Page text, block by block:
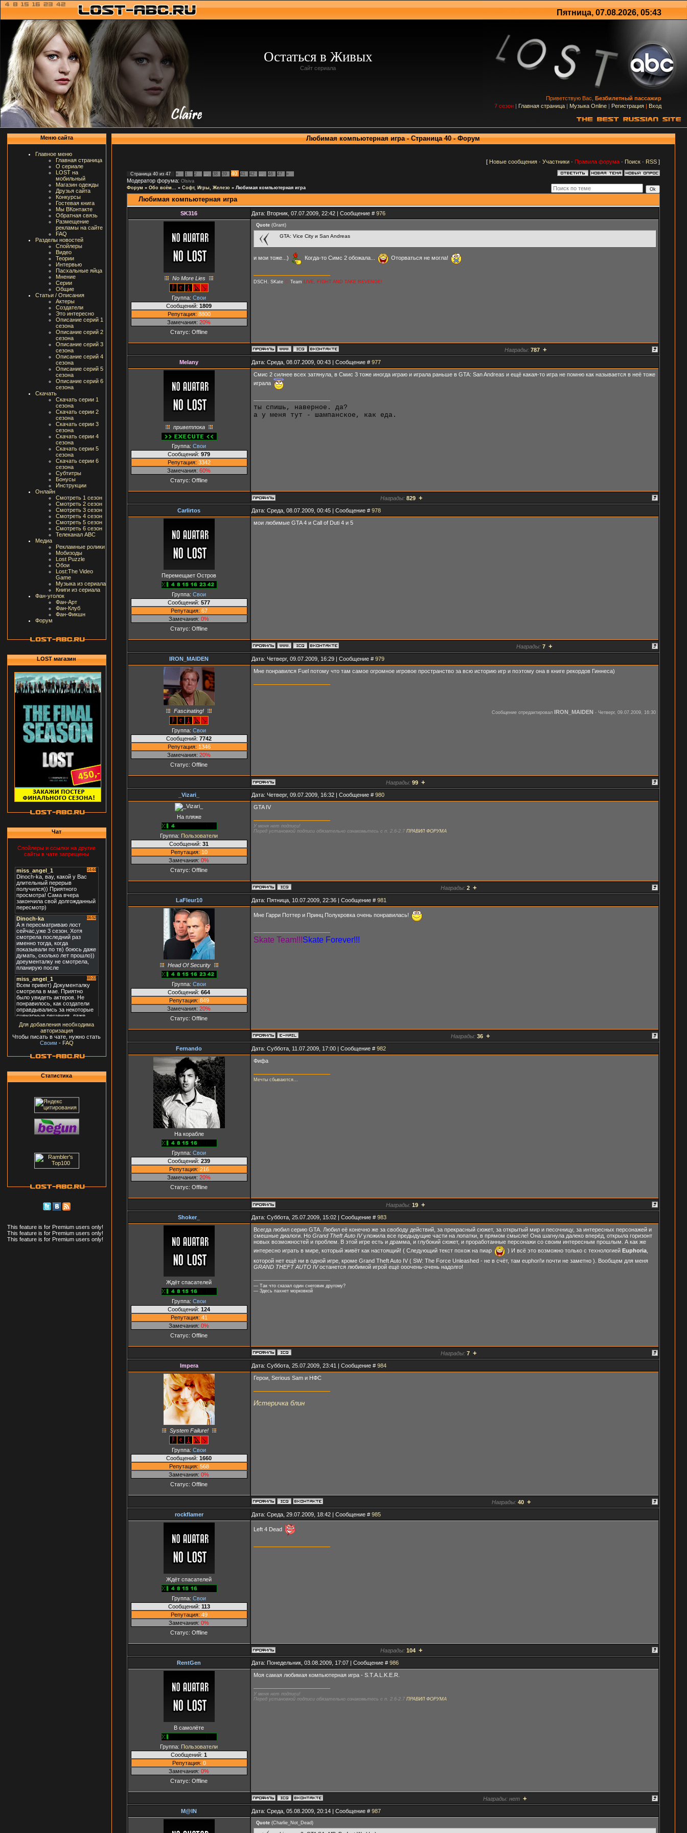
Пятница, 07.08.2026, 05:43
Остаться в Живых
Сайт сериала
Приветствую Вас, Безбилетный пассажир
7 сезон | Главная страница | Музыка Online | Регистрация | Вход
Меню сайта
Главное меню
Главная страница
О сериале
LOST на
мобильный
Магазин одежды
Друзья сайта
Конкурсы
Гостевая книга
Мы ВКонтакте
Обратная связь
Размещение
рекламы на сайте
FAQ
Разделы новостей
Спойлеры
Видео
Теории
Интервью
Пасхальные яйца
Мнение
Серии
Общие
Статьи / Описания
Актеры
Создатели
Это интересно
Описание серий 1
сезона
Описание серий 2
сезона
Описание серий 3
сезона
Описание серий 4
сезона
Описание серий 5
сезона
Описание серий 6
сезона
Скачать
Скачать серии 1
сезона
Скачать серии 2
сезона
Скачать серии 3
сезона
Скачать серии 4
сезона
Скачать серии 5
сезона
Скачать серии 6
сезона
Субтитры
Бонусы
Инструкции
Онлайн
Смотреть 1 сезон
Смотреть 2 сезон
Смотреть 3 сезон
Смотреть 4 сезон
Смотреть 5 сезон
Смотреть 6 сезон
Телеканал ABC
Медиа
Рекламные ролики
Мобизоды
Lost Puzzle
Обои
Lost:The Video
Game
Музыка из сериала
Книги из сериала
Фан-уголок
Фан-Арт
Фан-Клуб
Фан-Фикшн
Форум
LOST магазин
Чат
Спойлеры и ссылки на другие
сайты в чате запрещены
Для добавления необходима
авторизация
Чтобы писать в чате, нужно стать
Своим - FAQ
Статистика
This feature is for Premium users only!
This feature is for Premium users only!
This feature is for Premium users only!
Любимая компьютерная игра - Страница 40 - Форум
[ Новые сообщения· Участники· Правила форума· Поиск· RSS]
Страница 40из 47 « 1 2 38 39 40 41 42 46 47 »
Модератор форума: Olsiva
Форум » Обо всём... » Софт, Игры, Железо » Любимая компьютерная игра
Любимая компьютерная игра
SK316 Дата: Вторник, 07.07.2009, 22:42 | Сообщение # 976
No More Lies
Группа: Свои
Сообщений: 1809
Репутация: 8800
Замечания: 20%
Статус: Offline
Quote(Grant)
GTA: Vice City и San Andreas
и мои тоже...) Когда-то Симс 2 обожала... Оторваться не могла!
DSCH. SKate ♡Team LIVE, FIGHT AND TAKE REVENGE!
Награды: 787 +
Melany Дата: Среда, 08.07.2009, 00:43 | Сообщение # 977
приветпока
Группа: Свои
Сообщений: 979
Репутация: 3342
Замечания: 60%
Статус: Offline
Смис 2 силнее всех затянула, в Смис 3 тоже иногда играю и играла раньше в GTA: San Andreas и ещё какая-то игра не помню как называется в неё тоже
играла
ты спишь, наверное. да?
а у меня тут - шампанское, как еда.
Награды: 829 +
Carlirtos Дата: Среда, 08.07.2009, 00:45 | Сообщение # 978
Перемещает Остров
Группа: Свои
Сообщений: 577
Репутация: 67
Замечания: 0%
Статус: Offline
мои любимые GTA 4 и Call of Duti 4 и 5
Награды: 7 +
IRON_MAIDEN Дата: Четверг, 09.07.2009, 16:29 | Сообщение # 979
Fascinating!
Группа: Свои
Сообщений: 7742
Репутация: 1346
Замечания: 20%
Статус: Offline
Мне понравился Fuel потому что там самое огромное игровое пространство за всю историю игр и поэтому она в книге рекордов Гиннеса)
Сообщение отредактировал IRON_MAIDEN - Четверг, 09.07.2009, 16:30
Награды: 99 +
_Vizari_ Дата: Четверг, 09.07.2009, 16:32 | Сообщение # 980
На пляже
Группа: Пользователи
Сообщений: 31
Репутация: 10
Замечания: 0%
Статус: Offline
GTA IV
У меня нет подписи!
Перед установкой подписи обязательно ознакомьтесь с п. 2.6-2.7 ПРАВИЛ ФОРУМА
Награды: 2 +
LaFleur10 Дата: Пятница, 10.07.2009, 22:36 | Сообщение # 981
Head Of Security
Группа: Свои
Сообщений: 664
Репутация: 849
Замечания: 20%
Статус: Offline
Мне Гарри Поттер и Принц Полукровка очень понравилась!
Skate Team!!!Skate Forever!!!
Награды: 36 +
Fernando Дата: Суббота, 11.07.2009, 17:00 | Сообщение # 982
На корабле
Группа: Свои
Сообщений: 239
Репутация: 216
Замечания: 20%
Статус: Offline
Фифа
Мечты сбываются...
Награды: 19 +
Shoker_ Дата: Суббота, 25.07.2009, 15:02 | Сообщение # 983
Ждёт спасателей
Группа: Свои
Сообщений: 124
Репутация: 41
Замечания: 0%
Статус: Offline
Всегда любил серию GTA. Любил её конечно же за свободу действий, за прекрасный сюжет, за открытый мир и песочницу, за интересных персонажей и
смешные диалоги. Но Grand Theft Auto IVуложила все предыдущие части на лопатки, в прямом смысле! Она шагнула далеко вперёд, открыла горизонт
новых возможностей и проблем. В этой игре есть и драмма, и глубокий сюжет, и проработанные персонажи со своим интересным прошлым. А как же
интересно играть в мире, который живёт как настоящий! ( Следующий текст похож на пиар
) И всё это возможно только с технологией Euphoria,
которой нет ещё ни в одной игре, кроме Grand Theft Auto IV ( SW: The Force Unleashed - не в счёт, там euphori'и почти не заметно ). Вообщем для меня
GRAND THEFT AUTO IVостанется любимой игрой ещё ооочень-очень надолго!
— Так что сказал один снеговик другому?
— Здесь пахнет морковкой
Награды: 7 +
Impera Дата: Суббота, 25.07.2009, 23:41 | Сообщение # 984
System Failure!
Группа: Свои
Сообщений: 1660
Репутация: 568
Замечания: 0%
Статус: Offline
Герои, Serious Sam и НФС
Истеричка блин
Награды: 40 +
rockflamer Дата: Среда, 29.07.2009, 18:42 | Сообщение # 985
Ждёт спасателей
Группа: Свои
Сообщений: 113
Репутация: 49
Замечания: 0%
Статус: Offline
Left 4 Dead
Награды: 104 +
RentGen Дата: Понедельник, 03.08.2009, 17:07 | Сообщение # 986
В самолёте
Группа: Пользователи
Сообщений: 1
Репутация: 0
Замечания: 0%
Статус: Offline
Моя самая любимая компьютерная игра - S.T.A.L.K.E.R.
У меня нет подписи!
Перед установкой подписи обязательно ознакомьтесь с п. 2.6-2.7 ПРАВИЛ ФОРУМА
Награды: нет +
M@IN Дата: Среда, 05.08.2009, 20:14 | Сообщение # 987
Quote(Charlie_Not_Dead)